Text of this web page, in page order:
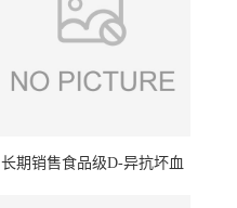
长期销售食品级D-异抗坏血